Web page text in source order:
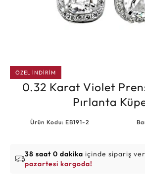
ÖZEL İNDİRİM
0.32 Karat Violet
Pırlanta
Ürün Kodu: EB191-2
38 saat 0 dakika içinde sipariş
pazartesi kargoda!